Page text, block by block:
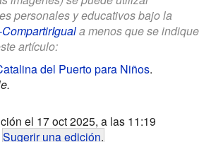
personales y educativos bajo la
a menos que se indique
artículo:
del Puerto para Niños.
el 17 oct 2025, a las 11:19
Sugerir una edición.